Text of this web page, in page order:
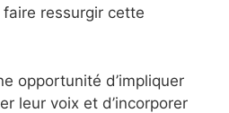
ressurgir cette
opportunité d’impliquer
leur voix et d’incorporer